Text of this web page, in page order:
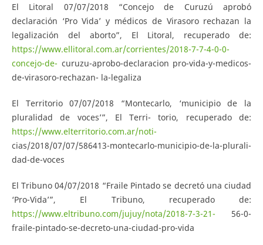
El Litoral 07/07/2018 “Concejo de Curuzú aprobó
declaración ‘Pro Vida’ y médicos de Virasoro rechazan la
legalización del aborto”, El Litoral, recuperado de:
https://www.ellitoral.com.ar/corrientes/2018-7-7-4-0-0-
concejo-de- curuzu-aprobo-declaracion pro-vida-y-medicos-
de-virasoro-rechazan- la-legaliza
El Territorio 07/07/2018 “Montecarlo, ‘municipio de la
pluralidad de voces’”, El Terri- torio, recuperado de:
https://www.elterritorio.com.ar/noti-
cias/2018/07/07/586413-montecarlo-municipio-de-la-plurali-
dad-de-voces
El Tribuno 04/07/2018 “Fraile Pintado se decretó una ciudad
‘Pro-Vida’”, El Tribuno, recuperado de:
https://www.eltribuno.com/jujuy/nota/2018-7-3-21- 56-0-
fraile-pintado-se-decreto-una-ciudad-pro-vida